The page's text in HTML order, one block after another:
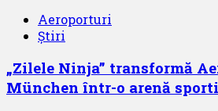
a
stabile
în
Aeroporturi
Știri
„Zilele Ninja” transformă
München într-o arenă